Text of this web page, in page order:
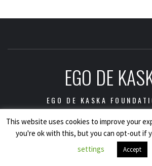
EGO DE
EGO DE KASKA
Copyright © Ego de Kaska Foundation
Elegant Magazine
porAF
This website uses cookies to improve your
you're ok with this, but you can opt-out if
settings
Accept